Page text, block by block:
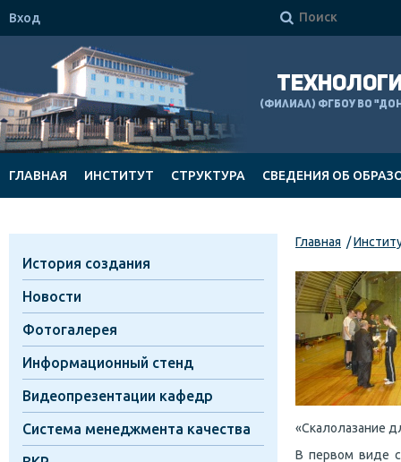
Вход 
(филиал) ФГБОУ ВО
ГЛАВНАЯ ИНСТИТУТ СТРУКТУРА СВЕДЕНИЯ ОБ
Главная
«Скалолазание
В первом виде
История создания
Новости
Фотогалерея
Информационный стенд
Видеопрезентации кафедр
Система менеджмента качества